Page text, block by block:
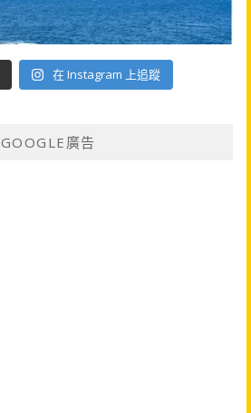
在 Instagram 上追蹤
GOOGLE廣告